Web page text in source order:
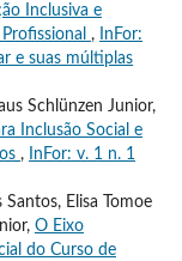
Inclusiva e
,
InFor:
e suas múltiplas
Schlünzen Junior,
Inclusão Social e
,
InFor: v. 1 n. 1
Elisa Tomoe
O Eixo
do Curso de